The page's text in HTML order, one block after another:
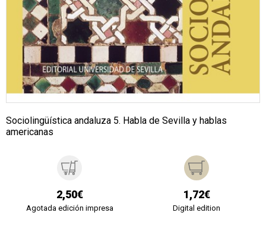
Sociolingüística andaluza 5. Habla de Sevilla y hablas
americanas
2,50€
Agotada edición impresa
1,72€
Digital edition